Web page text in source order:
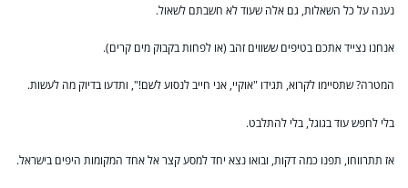
נענה על כל השאלות, גם אלה שעוד לא חשבתם לשאול.
אנחנו נצייד אתכם בטיפים ששווים זהב (או לפחות בקבוק מים קרים).
המטרה? שתסיימו לקרוא, תגידו "אוקיי, אני חייב לנסוע לשם!", ותדעו בדיוק מה לעשות.
בלי לחפש עוד בגוגל, בלי להתלבט.
אז תתרווחו, תפנו כמה דקות, ובואו נצא יחד למסע קצר אל אחד המקומות היפים בישראל.